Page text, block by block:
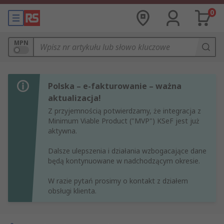
0
MPN
Polska – e-fakturowanie – ważna
aktualizacja!
Z przyjemnością potwierdzamy, że integracja z
Minimum Viable Product ("MVP") KSeF jest już
aktywna.
Dalsze ulepszenia i działania wzbogacające dane
będą kontynuowane w nadchodzącym okresie.
W razie pytań prosimy o kontakt z działem
obsługi klienta.